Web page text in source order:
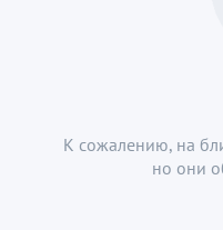
К сожалению, на
но они